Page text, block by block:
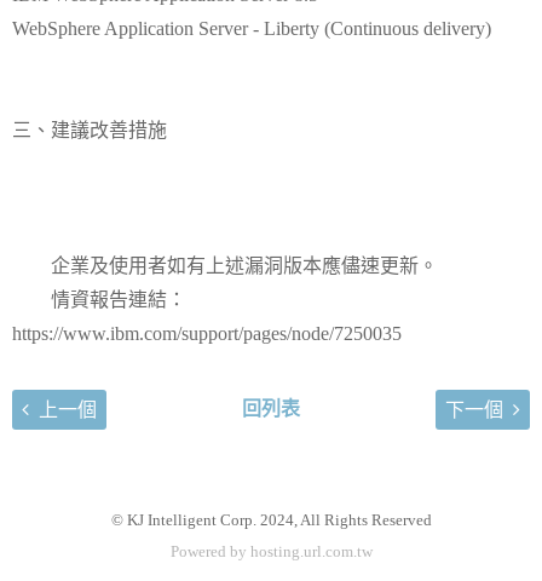
WebSphere Application Server - Liberty (Continuous delivery)
三、建議改善措施
企業及使用者如有上述漏洞版本應儘速更新。
情資報告連結：
https://www.ibm.com/support/pages/node/7250035
上一個 回列表 下一個
© KJ Intelligent Corp. 2024, All Rights Reserved
Powered by hosting.url.com.tw